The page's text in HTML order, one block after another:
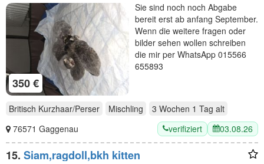
350 €
Sie sind noch noch Abgabe
bereit erst ab anfang September.
Wenn die weitere fragen oder
bilder sehen wollen schreiben
die mir per WhatsApp 015566
655893
Britisch Kurzhaar/Perser Mischling 3 Wochen 1 Tag alt
76571 Gaggenau
verifiziert 03.08.26
15. Siam,ragdoll,bkh kitten